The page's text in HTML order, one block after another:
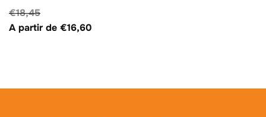
Precio
habitual
€18,45
de
A partir de €16,60